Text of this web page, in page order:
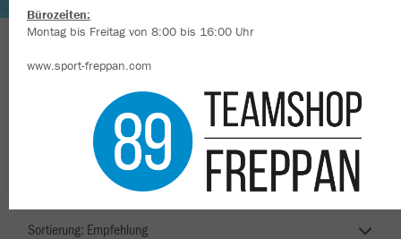
Herzlich Willkommen im Teamshop Tauchclub
Farbe
Bürozeiten:
Montag bis Freitag von 8:00 bis 16:00 Uhr
www.sport-freppan.com
Inhalte anzeigen und unsere Website verbessern. Weitere
zu den Cookies findest Du in den Einstellungen.
Alle ablehnen
mehr Infos
Datenschutz
Impressum